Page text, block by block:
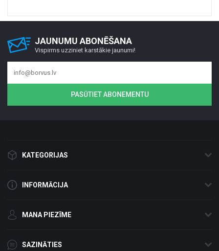
JAUNUMU ABONĒŠANA
Vispirms uzziniet karstākie jaunumi!
PASŪTIET ABONEMENTU
KATEGORIJAS
INFORMĀCIJA
MANA PIEZĪME
SAZINĀTIES